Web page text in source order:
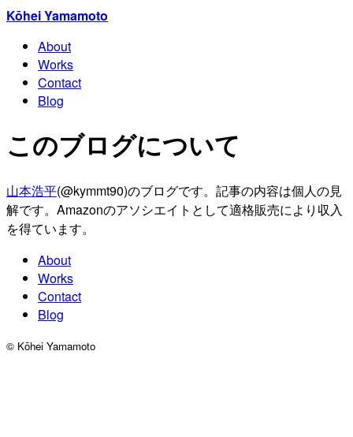
Kōhei Yamamoto
About
Works
Contact
Blog
このブログについて
山本浩平(@kymmt90)のブログです。記事の内容は個人の見
解です。Amazonのアソシエイトとして適格販売により収入
を得ています。
About
Works
Contact
Blog
©︎ Kōhei Yamamoto